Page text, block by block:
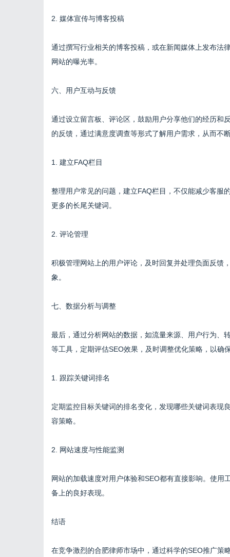
2. 媒体宣传与博客投稿
通过撰写行业相关的博客投稿，或在新闻媒体上发布法
网站的曝光率。
六、用户互动与反馈
通过设立留言板、评论区，鼓励用户分享他们的经历和
的反馈，通过满意度调查等形式了解用户需求，从而不
1. 建立FAQ栏目
整理用户常见的问题，建立FAQ栏目，不仅能减少客服
更多的长尾关键词。
2. 评论管理
积极管理网站上的用户评论，及时回复并处理负面反馈
象。
七、数据分析与调整
最后，通过分析网站的数据，如流量来源、用户行为、
等工具，定期评估SEO效果，及时调整优化策略，以确
1. 跟踪关键词排名
定期监控目标关键词的排名变化，发现哪些关键词表现
容策略。
2. 网站速度与性能监测
网站的加载速度对用户体验和SEO都有直接影响。使
备上的良好表现。
结语
在竞争激烈的合肥律师市场中，通过科学的SEO推广策